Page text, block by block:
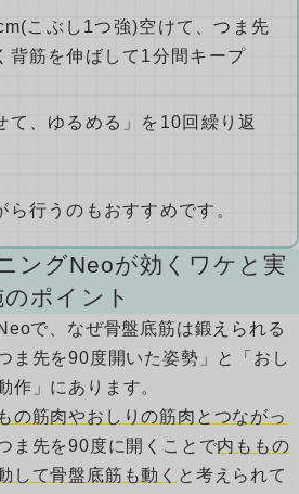
こぶし1つ強)空けて、つま先
背筋を伸ばして1分間キープ
て、ゆるめる」を10回繰り返
ら行うのもおすすめです。
ングNeoが効くワケと実
のポイント
で、なぜ骨盤底筋は鍛えられる
ま先を90度開いた姿勢」と「おし
作」にあります。
の筋肉やおしりの筋肉とつながっ
ま先を90度に開くことで内ももの
して骨盤底筋も動く と考えられて